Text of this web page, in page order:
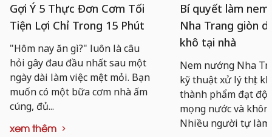
Gợi Ý 5 Thực Đơn Cơm Tối
Tiện Lợi Chỉ Trong 15 Phút
"Hôm nay ăn gì?" luôn là câu
hỏi gây đau đầu nhất sau một
ngày dài làm việc mệt mỏi. Bạn
muốn có một bữa cơm nhà ấm
cúng, đủ...
xem thêm
Bí quyết làm
Nha Trang giòn
khô tại nhà
Nem nướng Nha
kỹ thuật xử lý thịt
thành phẩm đạt độ
mọng nước và
Nhiều người tự